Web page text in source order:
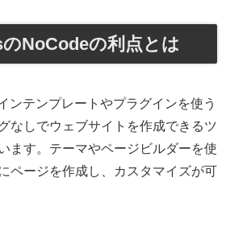
NoCodeの利点とは
ンテンプレートやプラグインを使う
なしでウェブサイトを作成できるツ
ます。テーマやページビルダーを使
ページを作成し、カスタマイズが可